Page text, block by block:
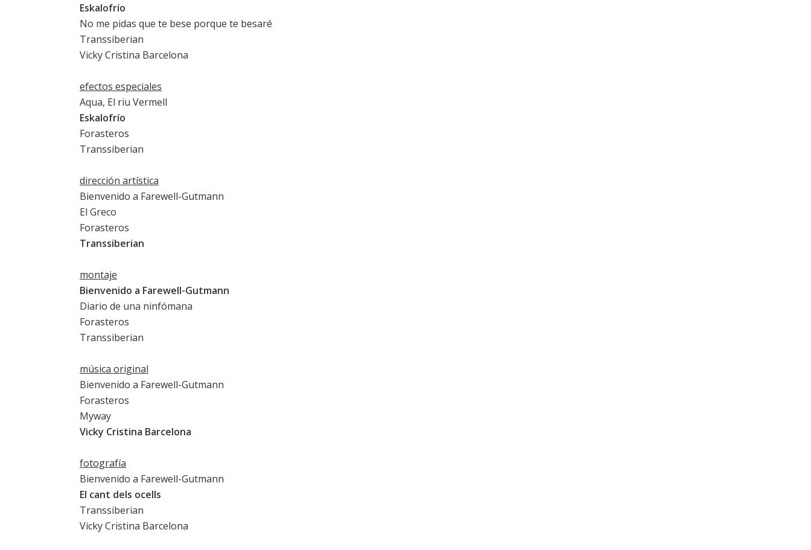
Eskalofrío
No me pidas que te bese porque te besaré
Transsiberian
Vicky Cristina Barcelona
efectos especiales
Aqua, El riu Vermell
Eskalofrío
Forasteros
Transsiberian
dirección artística
Bienvenido a Farewell-Gutmann
El Greco
Forasteros
Transsiberian
montaje
Bienvenido a Farewell-Gutmann
Diario de una ninfómana
Forasteros
Transsiberian
música original
Bienvenido a Farewell-Gutmann
Forasteros
Myway
Vicky Cristina Barcelona
fotografía
Bienvenido a Farewell-Gutmann
El cant dels ocells
Transsiberian
Vicky Cristina Barcelona